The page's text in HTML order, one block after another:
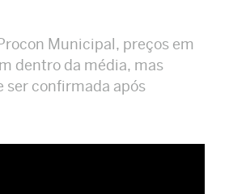
Municipal, preços em
dentro da média, mas
ser confirmada após